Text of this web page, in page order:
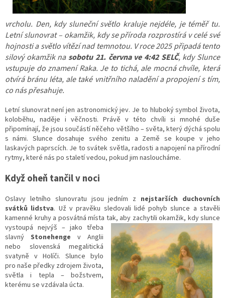
vrcholu. Den, kdy sluneční světlo kraluje nejdéle, je téměř tu.
Letní slunovrat – okamžik, kdy se příroda rozprostírá v celé své
hojnosti a světlo vítězí nad temnotou. V roce 2025 připadá tento
silový okamžik na sobotu 21. června ve 4:42 SELČ, kdy Slunce
vstupuje do znamení Raka. Je to tichá, ale mocná chvíle, která
otvírá bránu léta, ale také vnitřního naladění a propojení s tím,
co nás přesahuje.
Letní slunovrat není jen astronomický jev. Je to hluboký symbol života,
koloběhu, naděje i věčnosti. Právě v této chvíli si mnohé duše
připomínají, že jsou součástí něčeho většího – světa, který dýchá spolu
s námi. Slunce dosahuje svého zenitu a Země se koupe v jeho
laskavých paprscích. Je to svátek světla, radosti a napojení na přírodní
rytmy, které nás po staletí vedou, pokud jim nasloucháme.
Když oheň tančil v noci
Oslavy letního slunovratu jsou jedním z nejstarších duchovních
svátků lidstva. Už v pravěku sledovali lidé pohyb slunce a stavěli
kamenné kruhy a posvátná místa tak, aby zachytili okamžik, kdy slunce
vystoupá nejvýš – jako třeba
slavný Stonehenge v Anglii
nebo slovenská megalitická
svatyně v Holíči. Slunce bylo
pro naše předky zdrojem života,
světla i tepla – božstvem,
kterému se vzdávala úcta.